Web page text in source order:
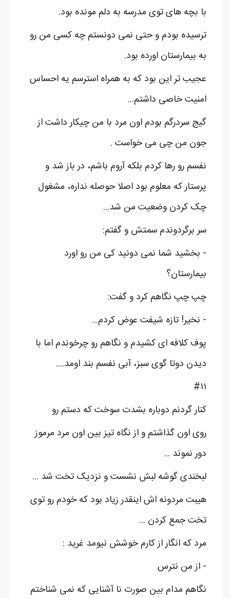
با بچه های توی مدرسه به دلم مونده بود.
ترسیده بودم و حتی نمی دونستم چه کسی من رو
به بیمارستان اورده بود.
عجیب تر این بود که به همراه استرسم یه احساس
امنیت خاصی داشتم...
گیج سردرگم بودم اون مرد با من چیکار داشت از
جون من چی می خواست .
نفسم رو رها کردم بلکه آروم باشم، در باز شد و
پرستار که معلوم بود اصلا حوصله نداره، مشغول
چک کردن وضعیت من شد...
سر برگردوندم سمتش و گفتم:
- بخشید شما نمی دونید کی من رو اورد
بیمارستان؟
چپ چپ نگاهم کرد و گفت:
- نخیر! تازه شیفت عوض کردم...
پوف کلافه ای کشیدم و نگاهم رو چرخوندم اما با
دیدن دوتا گوی سبز، آبی نفسم بند اومد....
#۱۱
کنار گردنم دوباره بشدت سوخت که دستم رو
روی اون گذاشتم و از نگاه تیز بین اون مرد مرموز
دور نموند ...
لبخندی گوشه لبش نشست و نزدیک تخت شد ...
هیبت مردونه اش اینقدر زیاد بود که خودم رو توی
تخت جمع کردن ...
مرد که انگار از کارم خوشش نیومد غرید :
- از من نترس
نگاهم مدام بین صورت نا آشنایی که نمی شناختم